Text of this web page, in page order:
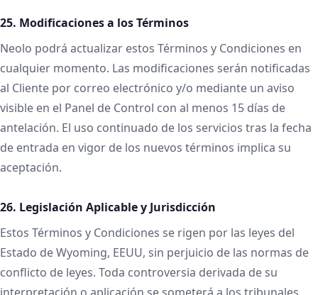
25. Modificaciones a los Términos
Neolo podrá actualizar estos Términos y Condiciones en
cualquier momento. Las modificaciones serán notificadas
al Cliente por correo electrónico y/o mediante un aviso
visible en el Panel de Control con al menos 15 días de
antelación. El uso continuado de los servicios tras la fecha
de entrada en vigor de los nuevos términos implica su
aceptación.
26. Legislación Aplicable y Jurisdicción
Estos Términos y Condiciones se rigen por las leyes del
Estado de Wyoming, EEUU, sin perjuicio de las normas de
conflicto de leyes. Toda controversia derivada de su